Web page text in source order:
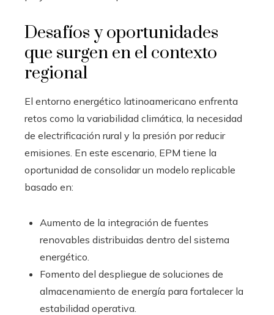
Desafíos y oportunidades
que surgen en el contexto
regional
El entorno energético latinoamericano enfrenta
retos como la variabilidad climática, la necesidad
de electrificación rural y la presión por reducir
emisiones. En este escenario, EPM tiene la
oportunidad de consolidar un modelo replicable
basado en:
Aumento de la integración de fuentes
renovables distribuidas dentro del sistema
energético.
Fomento del despliegue de soluciones de
almacenamiento de energía para fortalecer la
estabilidad operativa.